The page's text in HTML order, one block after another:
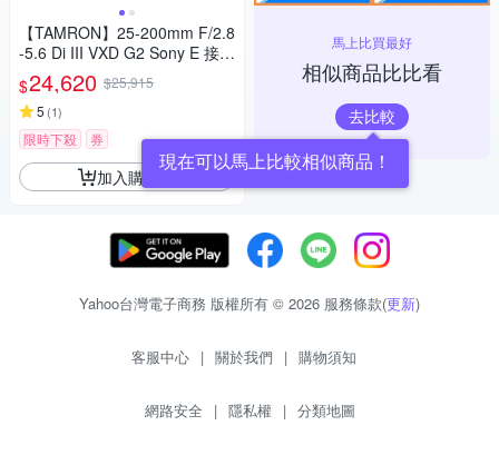
【TAMRON】25-200mm F/2.8
-5.6 Di III VXD G2 Sony E 接環
(A075) 公司貨
$24,620 $25,915
5 (1)
限時下殺 券
加入購物車
馬上比買最好
相似商品比比看
去比較
現在可以馬上比較相似商品！
Yahoo台灣電子商務 版權所有 © 2026 服務條款(更新)
客服中心 | 關於我們 | 購物須知
網路安全 | 隱私權 | 分類地圖